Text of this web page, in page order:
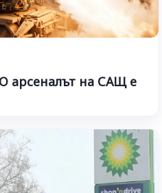
арсеналът на САЩ е